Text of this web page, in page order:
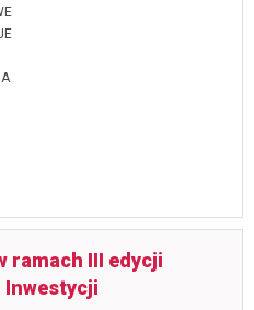
ramach III edycji
Inwestycji